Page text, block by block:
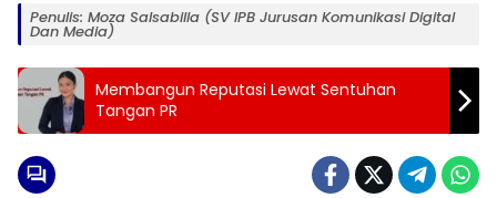
Penulis: Moza Salsabilla (SV IPB Jurusan Komunikasi Digital
Dan Media)
Membangun Reputasi Lewat Sentuhan
Tangan PR